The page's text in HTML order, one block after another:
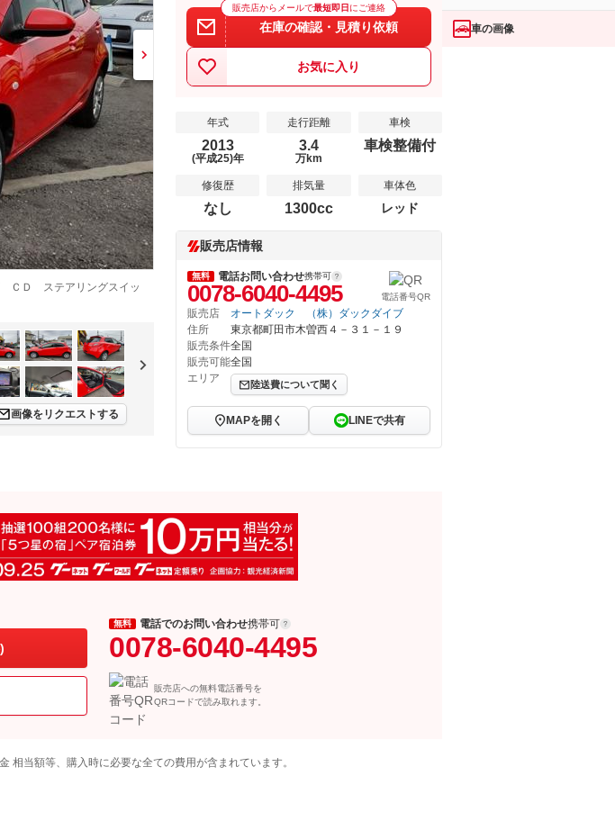
ＣＤ ステアリングスイッ
画像をリクエストする
販売店からメールで最短即日 にご連絡
在庫の確認・見積り依頼
お気に入り
年式
2013
(平成25)年
走行距離
3.4
万km
車検
車検整備付
修復歴
なし
排気量
1300cc
車体色
レッド
販売店情報
無料 電話お問い合わせ携帯可
0078-6040-4495 電話番号QR
販売店
オートダック （株）ダックダイブ
住所
東京都町田市木曽西４－３１－１９
販売条件全国
販売可能
エリア
全国
陸送費について聞く
MAPを開く LINEで共有
無料 電話でのお問い合わせ携帯可
0078-6040-4495
販売店への無料電話番号を
QRコードで読み取れます。
相当額等、購入時に必要な全ての費用が含まれています。
車の画像